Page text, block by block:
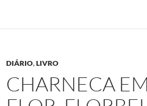
DIÁRIO,LIVRO
CHARNECA EM